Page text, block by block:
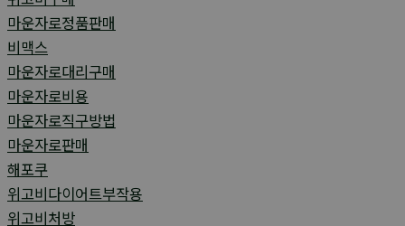
마운자로정품판매
비맥스
마운자로대리구매
마운자로비용
마운자로직구방법
마운자로판매
해포쿠
위고비다이어트부작용
위고비처방